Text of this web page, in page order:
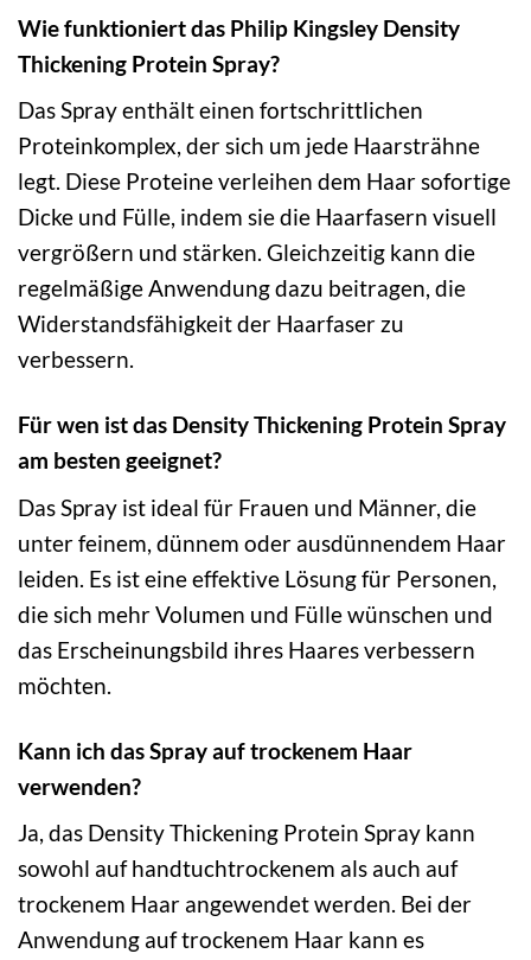
Wie funktioniert das Philip Kingsley Density
Thickening Protein Spray?
Das Spray enthält einen fortschrittlichen
Proteinkomplex, der sich um jede Haarsträhne
legt. Diese Proteine verleihen dem Haar sofortige
Dicke und Fülle, indem sie die Haarfasern visuell
vergrößern und stärken. Gleichzeitig kann die
regelmäßige Anwendung dazu beitragen, die
Widerstandsfähigkeit der Haarfaser zu
verbessern.
Für wen ist das Density Thickening Protein Spray
am besten geeignet?
Das Spray ist ideal für Frauen und Männer, die
unter feinem, dünnem oder ausdünnendem Haar
leiden. Es ist eine effektive Lösung für Personen,
die sich mehr Volumen und Fülle wünschen und
das Erscheinungsbild ihres Haares verbessern
möchten.
Kann ich das Spray auf trockenem Haar
verwenden?
Ja, das Density Thickening Protein Spray kann
sowohl auf handtuchtrockenem als auch auf
trockenem Haar angewendet werden. Bei der
Anwendung auf trockenem Haar kann es